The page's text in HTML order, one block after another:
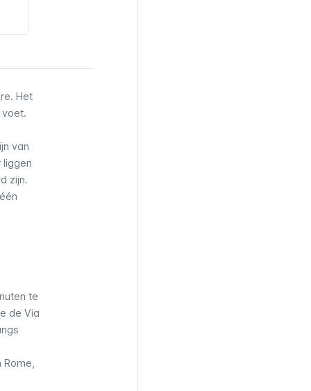
Het
van
liggen
zijn.
te
de Via